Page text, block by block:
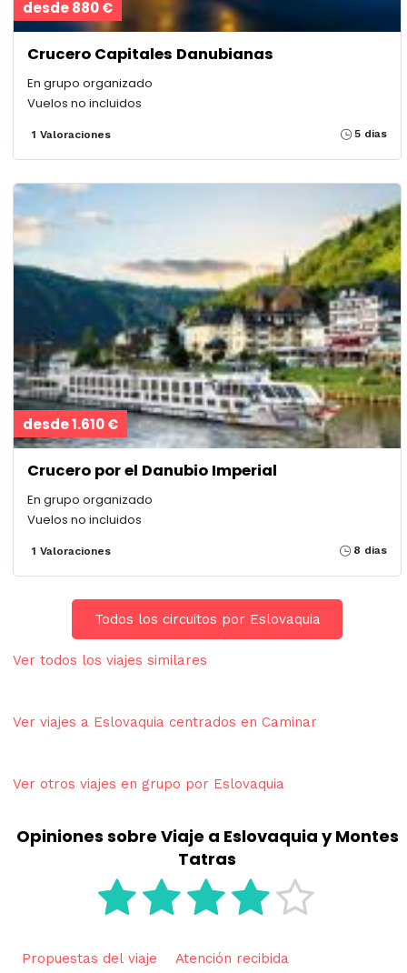
desde 880 €
Crucero Capitales Danubianas
En grupo organizado
Vuelos no incluidos
1 Valoraciones 5 dias
desde 1.610 €
Crucero por el Danubio Imperial
En grupo organizado
Vuelos no incluidos
1 Valoraciones 8 dias
Todos los circuitos por Eslovaquia
Ver todos los viajes similares
Ver viajes a Eslovaquia centrados en Caminar
Ver otros viajes en grupo por Eslovaquia
Opiniones sobre Viaje a Eslovaquia y Montes
Tatras
Propuestas del viaje Atención recibida